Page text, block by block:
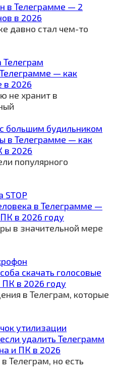
в Телеграмме — 2
в 2026
давно стал чем-то
— как
в 2026
не хранит в
в Телеграмме — как
в 2026
популярного
в Телеграмме —
в 2026 году
в значительной мере
скачать голосовые
в 2026 году
в Телеграм, которые
удалить Телеграмм
и ПК в 2026
Телеграм, но есть